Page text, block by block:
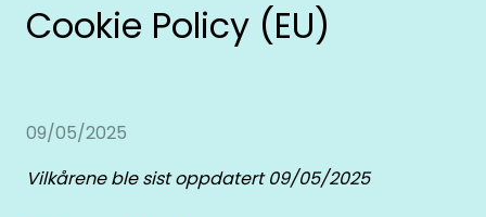
Cookie Policy (EU)
09/05/2025
Vilkårene ble sist oppdatert 09/05/2025